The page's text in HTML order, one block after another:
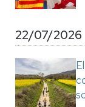
22/07/2026